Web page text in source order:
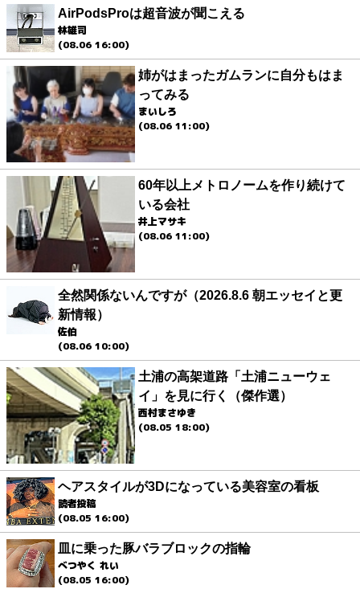
AirPodsProは超音波が聞こえる
林雄司
(08.06 16:00)
姉がはまったガムランに自分もはま
ってみる
まいしろ
(08.06 11:00)
60年以上メトロノームを作り続けて
いる会社
井上マサキ
(08.06 11:00)
全然関係ないんですが（2026.8.6 朝エッセイと更
新情報）
佐伯
(08.06 10:00)
土浦の高架道路「土浦ニューウェ
イ」を見に行く（傑作選）
西村まさゆき
(08.05 18:00)
ヘアスタイルが3Dになっている美容室の看板
読者投稿
(08.05 16:00)
皿に乗った豚バラブロックの指輪
べつやく れい
(08.05 16:00)